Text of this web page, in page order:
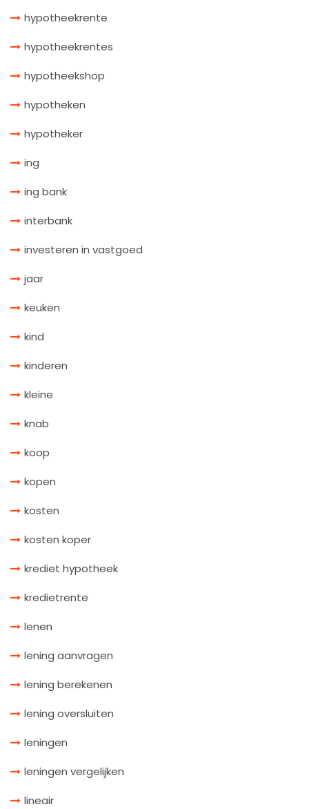
hypotheekrente
hypotheekrentes
hypotheekshop
hypotheken
hypotheker
ing
ing bank
interbank
investeren in vastgoed
jaar
keuken
kind
kinderen
kleine
knab
koop
kopen
kosten
kosten koper
krediet hypotheek
kredietrente
lenen
lening aanvragen
lening berekenen
lening oversluiten
leningen
leningen vergelijken
lineair